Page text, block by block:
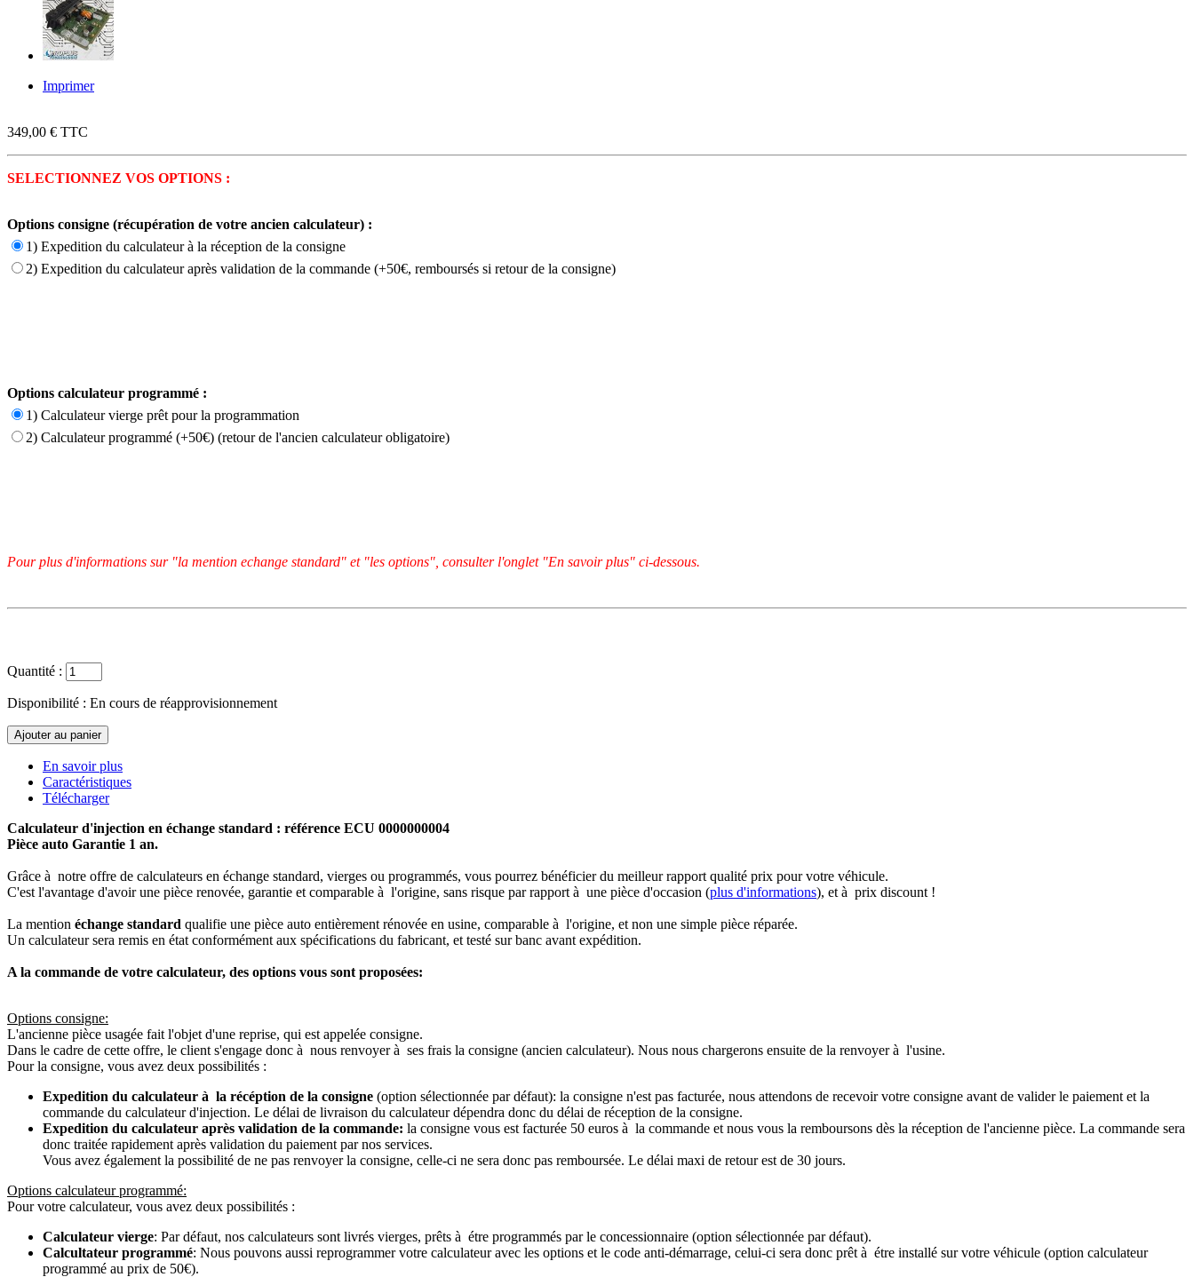
Imprimer
349,00 € TTC
SELECTIONNEZ VOS OPTIONS :
Options consigne (récupération de votre ancien calculateur) :
1) Expedition du calculateur à la réception de la consigne
2) Expedition du calculateur après validation de la commande (+50€, remboursés si retour de la consigne)
Options calculateur programmé :
1) Calculateur vierge prêt pour la programmation
2) Calculateur programmé (+50€) (retour de l'ancien calculateur obligatoire)
Pour plus d'informations sur "la mention echange standard" et "les options", consulter l'onglet "En savoir plus" ci-dessous.
Quantité :
Disponibilité : En cours de réapprovisionnement
En savoir plus
Caractéristiques
Télécharger
Calculateur d'injection en échange standard : référence ECU 0000000004
Pièce auto Garantie 1 an.
Grâce à notre offre de calculateurs en échange standard, vierges ou programmés, vous pourrez bénéficier du meilleur rapport qualité prix pour votre véhicule.
C'est l'avantage d'avoir une pièce renovée, garantie et comparable à l'origine, sans risque par rapport à une pièce d'occasion (plus d'informations), et à prix discount !
La mention échange standard qualifie une pièce auto entièrement rénovée en usine, comparable à l'origine, et non une simple pièce réparée.
Un calculateur sera remis en état conformément aux spécifications du fabricant, et testé sur banc avant expédition.
A la commande de votre calculateur, des options vous sont proposées:
Options consigne:
L'ancienne pièce usagée fait l'objet d'une reprise, qui est appelée consigne.
Dans le cadre de cette offre, le client s'engage donc à nous renvoyer à ses frais la consigne (ancien calculateur). Nous nous chargerons ensuite de la renvoyer à l'usine.
Pour la consigne, vous avez deux possibilités :
Expedition du calculateur à la récéption de la consigne (option sélectionnée par défaut): la consigne n'est pas facturée, nous attendons de recevoir votre consigne avant de valider le paiement et la
commande du calculateur d'injection. Le délai de livraison du calculateur dépendra donc du délai de réception de la consigne.
Expedition du calculateur après validation de la commande: la consigne vous est facturée 50 euros à la commande et nous vous la remboursons dès la réception de l'ancienne pièce. La commande sera
donc traitée rapidement après validation du paiement par nos services.
Vous avez également la possibilité de ne pas renvoyer la consigne, celle-ci ne sera donc pas remboursée. Le délai maxi de retour est de 30 jours.
Options calculateur programmé:
Pour votre calculateur, vous avez deux possibilités :
Calculateur vierge: Par défaut, nos calculateurs sont livrés vierges, prêts à étre programmés par le concessionnaire (option sélectionnée par défaut).
Calcultateur programmé: Nous pouvons aussi reprogrammer votre calculateur avec les options et le code anti-démarrage, celui-ci sera donc prêt à étre installé sur votre véhicule (option calculateur
programmé au prix de 50€).